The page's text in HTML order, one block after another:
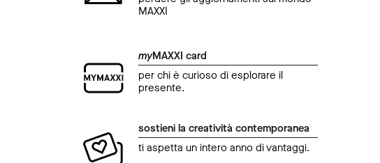
MAXXI
myMAXXI card
per chi è curioso di esplorare il
presente.
sostieni la creatività contemporanea
ti aspetta un intero anno di vantaggi.